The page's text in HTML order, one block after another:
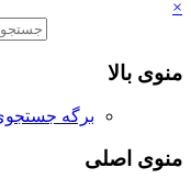
×
منوی بالا
برگه
منوی اصلی